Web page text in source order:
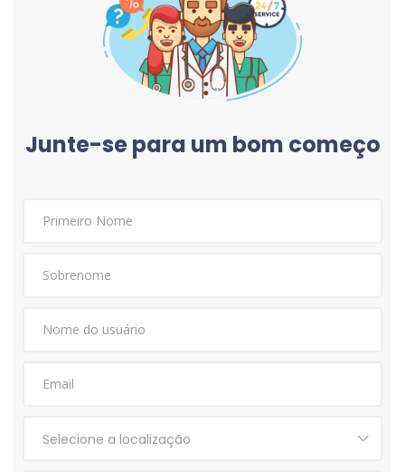
Junte-se para um bom começo
Selecione a localização